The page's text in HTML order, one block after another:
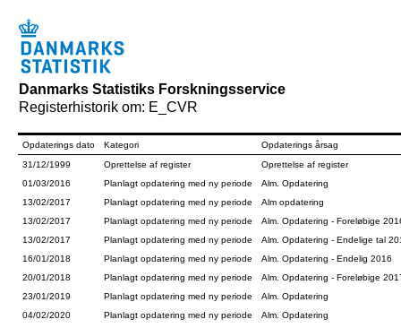
Danmarks Statistiks Forskningsservice
Registerhistorik om: E_CVR
Opdaterings dato Kategori
Opdaterings årsag
31/12/1999
Oprettelse af register
Oprettelse af register
01/03/2016
Planlagt opdatering med ny periode
Alm. Opdatering
13/02/2017
Planlagt opdatering med ny periode
Alm opdatering
13/02/2017
Planlagt opdatering med ny periode
Alm. Opdatering - Foreløbige
13/02/2017
Planlagt opdatering med ny periode
Alm. Opdatering - Endelige tal
16/01/2018
Planlagt opdatering med ny periode
Alm. Opdatering - Endelig 2016
20/01/2018
Planlagt opdatering med ny periode
Alm. Opdatering - Foreløbige
23/01/2019
Planlagt opdatering med ny periode
Alm. Opdatering
04/02/2020
Planlagt opdatering med ny periode
Alm. Opdatering